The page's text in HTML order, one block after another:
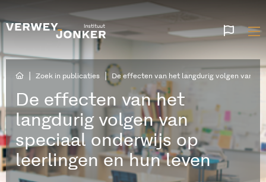
talen
Zoek in publicaties | De effecten van het langdurig volgen van
De effecten van het
langdurig volgen van
speciaal onderwijs op
leerlingen en hun leven